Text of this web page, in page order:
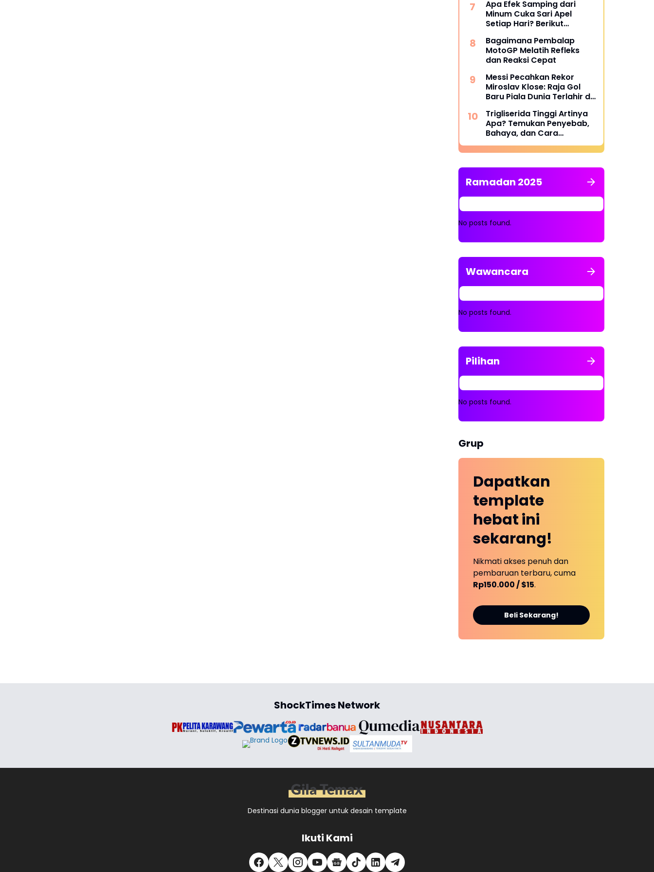
Apa Efek Samping dari
Minum Cuka Sari Apel
Setiap Hari? Berikut
Bagaimana Pembalap
MotoGP Melatih Refleks
dan Reaksi Cepat
Messi Pecahkan Rekor
Miroslav Klose: Raja Gol
Baru Piala Dunia Terlahir di
Trigliserida Tinggi Artinya
Apa? Temukan Penyebab,
Bahaya, dan Cara
Mengatasinya
Ramadan 2025
No posts found.
Wawancara
No posts found.
Pilihan
No posts found.
Grup
Dapatkan
template
hebat ini
sekarang!
Nikmati akses penuh dan
pembaruan terbaru, cuma
Rp150.000 / $15.
Beli Sekarang!
ShockTimes Network
Destinasi dunia blogger untuk desain template
Ikuti Kami